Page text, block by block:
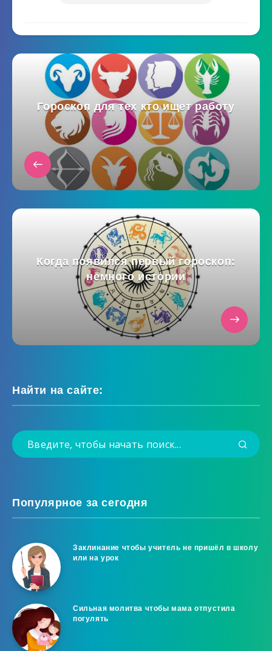
Гороскоп для тех кто ищет работу
Когда появился первый гороскоп:
немного истории
Найти на сайте:
Популярное за сегодня
Заклинание чтобы учитель не пришёл в школу
или на урок
Сильная молитва чтобы мама отпустила
погулять